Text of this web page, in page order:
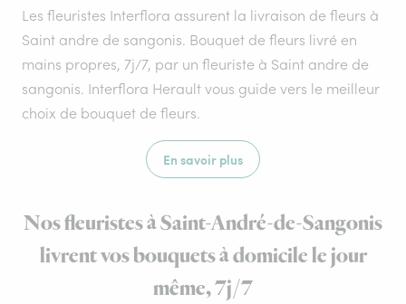
Les fleuristes Interflora assurent la livraison de fleurs à
Saint andre de sangonis. Bouquet de fleurs livré en
mains propres, 7j/7, par un fleuriste à Saint andre de
sangonis. Interflora Herault vous guide vers le meilleur
choix de bouquet de fleurs.
En savoir plus
Nos fleuristes à Saint-André-de-Sangonis
livrent vos bouquets à domicile le jour
même, 7j/7